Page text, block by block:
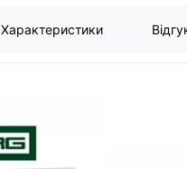
Характеристики